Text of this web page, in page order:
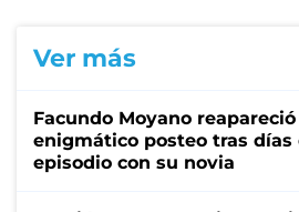
Ver más
Facundo Moyano
enigmático posteo tras días
episodio con su novia